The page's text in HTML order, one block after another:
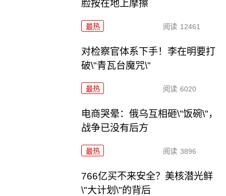
脸按在地上摩擦
最热 阅读 12461
对检察官体系下手！李在明要打
破\"青瓦台魔咒\"
最热 阅读 6020
电商哭晕：俄乌互相砸\"饭碗\"，
战争已没有后方
最热 阅读 3896
766亿买不来安全？美核潜光鲜
\"大计划\"的背后